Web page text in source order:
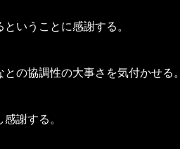
いうことに感謝する。
の協調性の大事さを気付かせる。
謝する。